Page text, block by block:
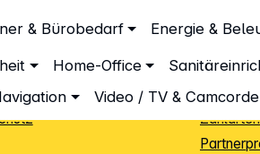
& Bürobedarf Energie &
Home-Office
Video / TV &
Info
Zahlarten